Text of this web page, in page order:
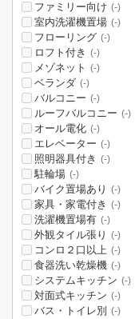
ファミリー向け (-)
室内洗濯機置場 (-)
フローリング (-)
ロフト付き (-)
メゾネット (-)
ベランダ (-)
バルコニー (-)
ルーフバルコニー (-)
オール電化 (-)
エレベーター (-)
照明器具付き (-)
駐輪場 (-)
バイク置場あり (-)
家具・家電付き (-)
洗濯機置場有 (-)
外観タイル張り (-)
コンロ２口以上 (-)
食器洗い乾燥機 (-)
システムキッチン (-)
対面式キッチン (-)
バス・トイレ別 (-)